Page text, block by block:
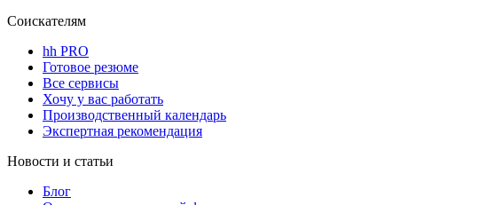
Соискателям
hh PRO
Готовое резюме
Все сервисы
Хочу у вас работать
Производственный календарь
Экспертная рекомендация
Новости и статьи
Блог